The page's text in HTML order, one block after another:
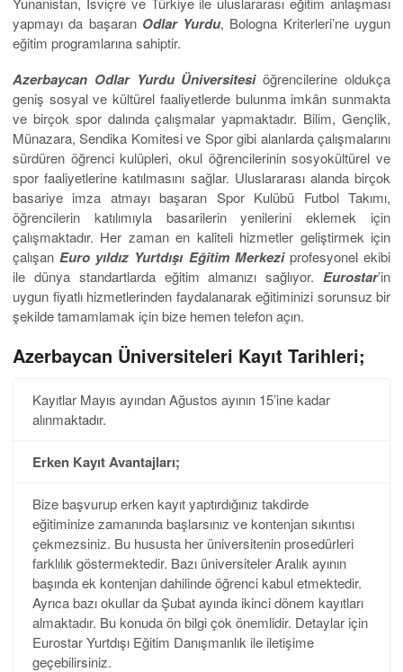
yapmayı da başaran Odlar Yurdu, Bologna Kriterleri’ne uygun
eğitim programlarına sahiptir.
Azerbaycan Odlar Yurdu Üniversitesiöğrencilerine oldukça
geniş sosyal ve kültürel faaliyetlerde bulunma imkân sunmakta
ve birçok spor dalında çalışmalar yapmaktadır. Bilim, Gençlik,
Münazara, Sendika Komitesi ve Spor gibi alanlarda çalışmalarını
sürdüren öğrenci kulüpleri, okul öğrencilerinin sosyokültürel ve
spor faaliyetlerine katılmasını sağlar. Uluslararası alanda birçok
basariye imza atmayı başaran Spor Kulübü Futbol Takımı,
öğrencilerin katılımıyla basarilerin yenilerini eklemek için
çalışmaktadır. Her zaman en kaliteli hizmetler geliştirmek için
çalışan Euro yıldız Yurtdışı Eğitim Merkeziprofesyonel ekibi
ile dünya standartlarda eğitim almanızı sağlıyor. Eurostar’in
uygun fiyatlı hizmetlerinden faydalanarak eğitiminizi sorunsuz bir
şekilde tamamlamak için bize hemen telefon açın.
Azerbaycan Üniversiteleri Kayıt Tarihleri;
Kayıtlar Mayıs ayından Ağustos ayının 15’ine kadar
alınmaktadır.
Erken Kayıt Avantajları;
Bize başvurup erken kayıt yaptırdığınız takdirde
eğitiminize zamanında başlarsınız ve kontenjan sıkıntısı
çekmezsiniz. Bu hususta her üniversitenin prosedürleri
farklılık göstermektedir. Bazı üniversiteler Aralık ayının
başında ek kontenjan dahilinde öğrenci kabul etmektedir.
Ayrıca bazı okullar da Şubat ayında ikinci dönem kayıtları
almaktadır. Bu konuda ön bilgi çok önemlidir. Detaylar için
Eurostar Yurtdışı Eğitim Danışmanlık ile iletişime
geçebilirsiniz.